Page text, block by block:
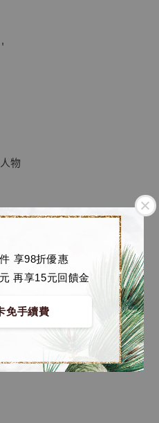
享98折優惠
再享15元回饋金
免手續費
物
17 cm